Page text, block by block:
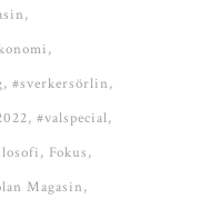
#sverkersörlin
#valspecial
Fokus
Magasin